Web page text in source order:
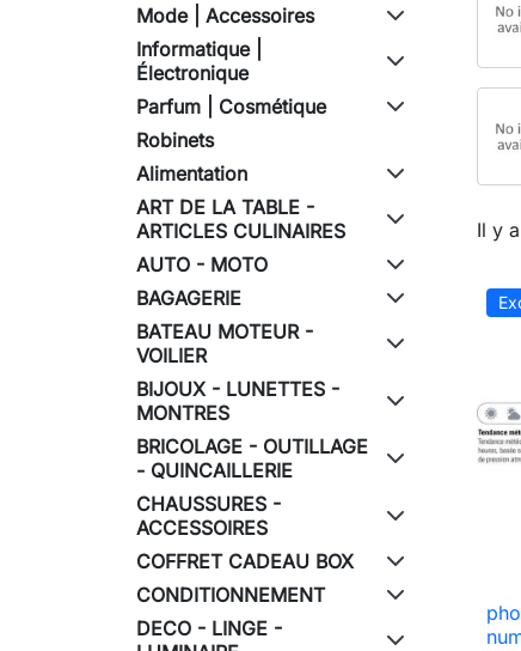
Mode | Accessoires
Informatique |
Électronique
Parfum | Cosmétique
Robinets
Alimentation
ART DE LA TABLE -
ARTICLES CULINAIRES
AUTO - MOTO
BAGAGERIE
BATEAU MOTEUR -
VOILIER
BIJOUX - LUNETTES -
MONTRES
BRICOLAGE - OUTILLAGE
- QUINCAILLERIE
CHAUSSURES -
ACCESSOIRES
COFFRET CADEAU BOX
CONDITIONNEMENT
DECO - LINGE -
Il y